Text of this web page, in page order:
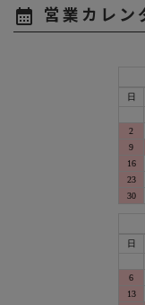
calendar_month 営業カレン